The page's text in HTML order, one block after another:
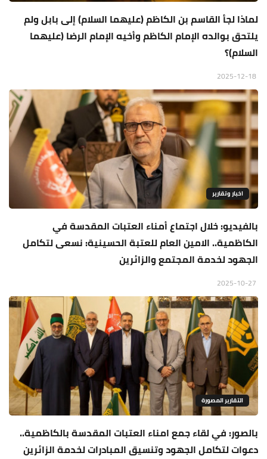
لماذا لجأ القاسم بن الكاظم (عليهما السلام) إلى بابل ولم
يلتحق بوالده الإمام الكاظم وأخيه الإمام الرضا (عليهما
السلام)؟
اخبار وتقارير
بالفيديو: خلال اجتماع أمناء العتبات المقدسة في
الكاظمية.. الامين العام للعتبة الحسينية: نسعى لتكامل
الجهود لخدمة المجتمع والزائرين
التقارير المصورة
بالصور: في لقاء جمع امناء العتبات المقدسة بالكاظمية..
دعوات لتكامل الجهود وتنسيق المبادرات لخدمة الزائرين